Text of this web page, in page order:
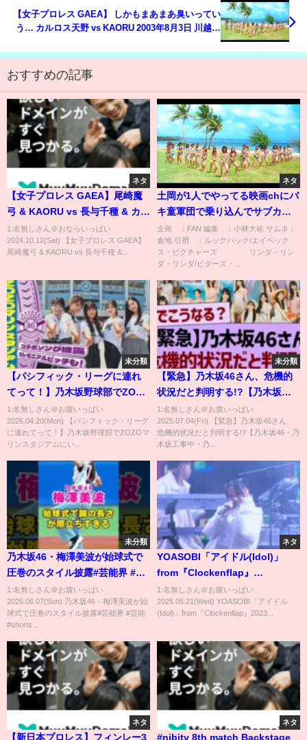
【女子プロレス GAEA】 しかもまあまあ臭いってい
う… カルロス天野 vs KAORU 2003年8月3日 川越ペ
おすすめの記事
ネタ
【女子プロレス GAEA】尾崎魔
弓 & KAORU vs 長与千種 & カル
ロス天野 2003年3月9日 東京・
後楽園ホール
1:名無しさん＠おならいっぱい
2024.10.12(Sat) 【女子プロレス GAEA】
尾崎魔弓 & KAORU vs 長与千種 &...
ネタ
土岡が1人でやってる映画chにバ
キ童軍団で乗り込んでサブカル
面するぞ！【ルックバック】
企画 ：FAN 編集 ：小林大祐 サムネ：
倉地 引用 ：ルックバック/エイベック
ス・ピクチャーズ リンダ・リン
ダ・リンダ/ビターズ・...
未分類
【パシフィック・リーグに連れ
てって！】乃木坂野球部でZOZO
マリンスタジアムにいってみ
た！【新曲初披露】【セレモニ
アルピッチ】
1:名無しさん＠お腹いっぱい
2026.04.20(Mon) 【パシフィック・リーグ
に連れてって！】乃木坂野球部でZOZOマ
リンスタジアムにい...
未分類
【緊急】乃木坂46さん、危機的
状況だと判明する!?【乃木坂
46・乃木坂工事中・乃木坂配信
中】
1:名無しさん＠お腹いっぱい
2025.07.04(Fri) 【緊急】乃木坂46さん、
危機的状況だと判明する!?【乃木坂46・乃
木坂工事中・乃...
未分類
乃木坂46・梅澤美波が始球式で
圧巻のスタイル披露#芸能界 #芸
能 #shorts #乃木坂46 #乃木坂
1:名無しさん＠お腹いっぱい
2026.06.07(Sun) 乃木坂46・梅澤美波が始
球式で圧巻のスタイル披露#芸能界 #芸能
#shorts...
ネタ
YOASOBI「アイドル(Idol)」
from『Clockenflap』
2023.12.01@Central
Harbourfront in Hong Kong
1:名無しさん＠お腹いっぱい
2025.05.21(Wed) YOASOBI「アイドル
(Idol)」from『Clockenflap』2023...
ネタ
【新日本プロレス】フィンレー3
ネタ
#njbitv 8th match Backstage